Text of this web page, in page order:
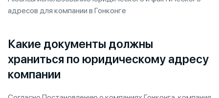
адресов для компании в Гонконге
Какие документы должны
храниться по юридическому адресу
компании